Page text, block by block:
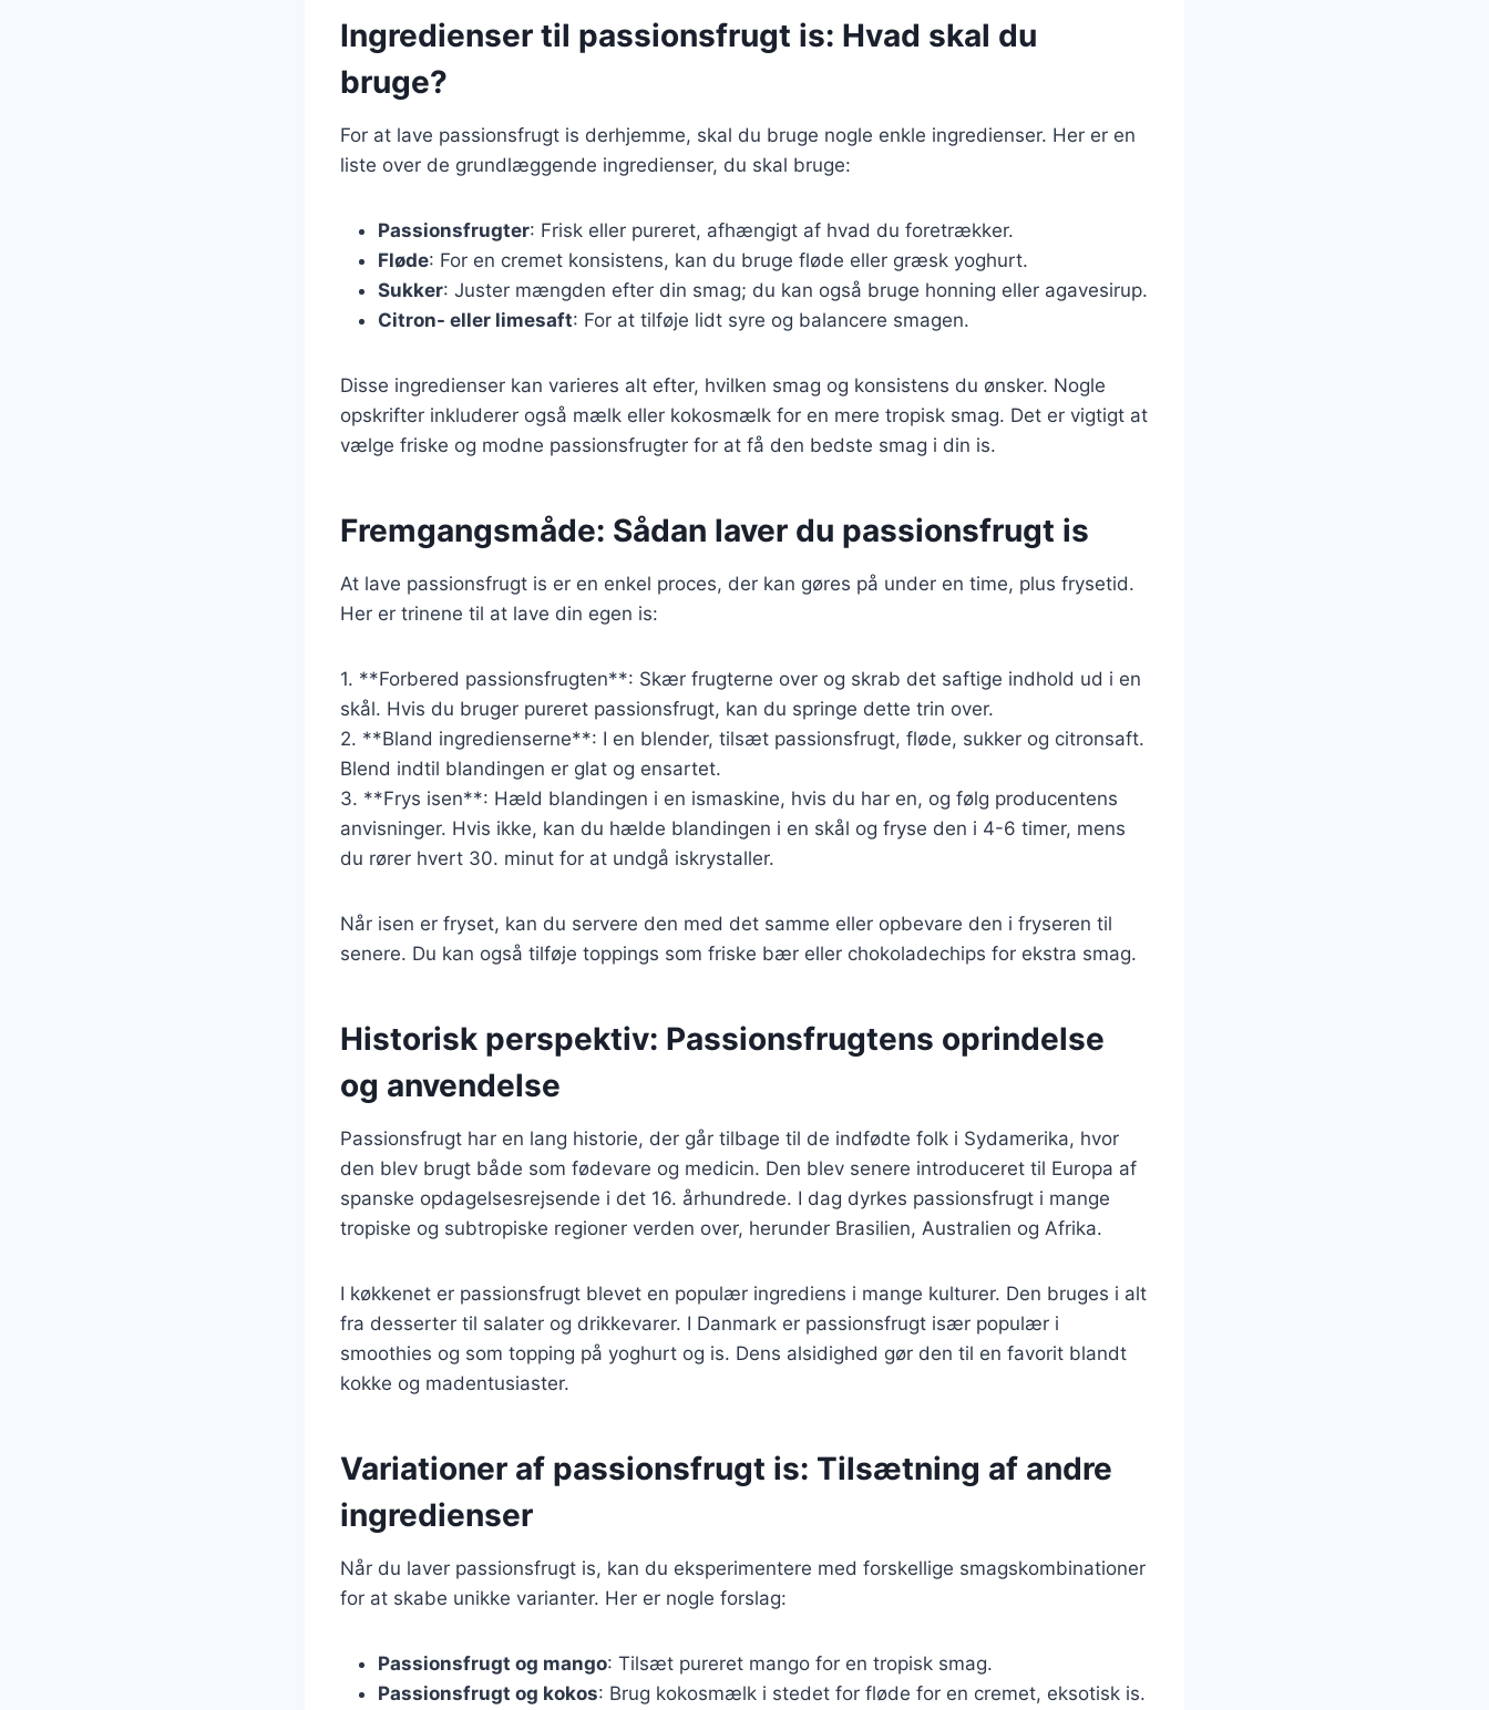
Ingredienser til passionsfrugt is: Hvad skal du
bruge?
For at lave passionsfrugt is derhjemme, skal du bruge nogle enkle ingredienser. Her er en
liste over de grundlæggende ingredienser, du skal bruge:
Passionsfrugter: Frisk eller pureret, afhængigt af hvad du foretrækker.
Fløde: For en cremet konsistens, kan du bruge fløde eller græsk yoghurt.
Sukker: Juster mængden efter din smag; du kan også bruge honning eller agavesirup.
Citron- eller limesaft: For at tilføje lidt syre og balancere smagen.
Disse ingredienser kan varieres alt efter, hvilken smag og konsistens du ønsker. Nogle
opskrifter inkluderer også mælk eller kokosmælk for en mere tropisk smag. Det er vigtigt at
vælge friske og modne passionsfrugter for at få den bedste smag i din is.
Fremgangsmåde: Sådan laver du passionsfrugt is
At lave passionsfrugt is er en enkel proces, der kan gøres på under en time, plus frysetid.
Her er trinene til at lave din egen is:
1. **Forbered passionsfrugten**: Skær frugterne over og skrab det saftige indhold ud i en
skål. Hvis du bruger pureret passionsfrugt, kan du springe dette trin over.
2. **Bland ingredienserne**: I en blender, tilsæt passionsfrugt, fløde, sukker og citronsaft.
Blend indtil blandingen er glat og ensartet.
3. **Frys isen**: Hæld blandingen i en ismaskine, hvis du har en, og følg producentens
anvisninger. Hvis ikke, kan du hælde blandingen i en skål og fryse den i 4-6 timer, mens
du rører hvert 30. minut for at undgå iskrystaller.
Når isen er fryset, kan du servere den med det samme eller opbevare den i fryseren til
senere. Du kan også tilføje toppings som friske bær eller chokoladechips for ekstra smag.
Historisk perspektiv: Passionsfrugtens oprindelse
og anvendelse
Passionsfrugt har en lang historie, der går tilbage til de indfødte folk i Sydamerika, hvor
den blev brugt både som fødevare og medicin. Den blev senere introduceret til Europa af
spanske opdagelsesrejsende i det 16. århundrede. I dag dyrkes passionsfrugt i mange
tropiske og subtropiske regioner verden over, herunder Brasilien, Australien og Afrika.
I køkkenet er passionsfrugt blevet en populær ingrediens i mange kulturer. Den bruges i alt
fra desserter til salater og drikkevarer. I Danmark er passionsfrugt især populær i
smoothies og som topping på yoghurt og is. Dens alsidighed gør den til en favorit blandt
kokke og madentusiaster.
Variationer af passionsfrugt is: Tilsætning af andre
ingredienser
Når du laver passionsfrugt is, kan du eksperimentere med forskellige smagskombinationer
for at skabe unikke varianter. Her er nogle forslag:
Passionsfrugt og mango: Tilsæt pureret mango for en tropisk smag.
Passionsfrugt og kokos: Brug kokosmælk i stedet for fløde for en cremet, eksotisk is.